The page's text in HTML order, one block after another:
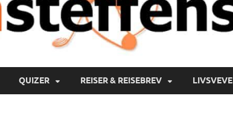
QUIZER REISER & REISEBREV